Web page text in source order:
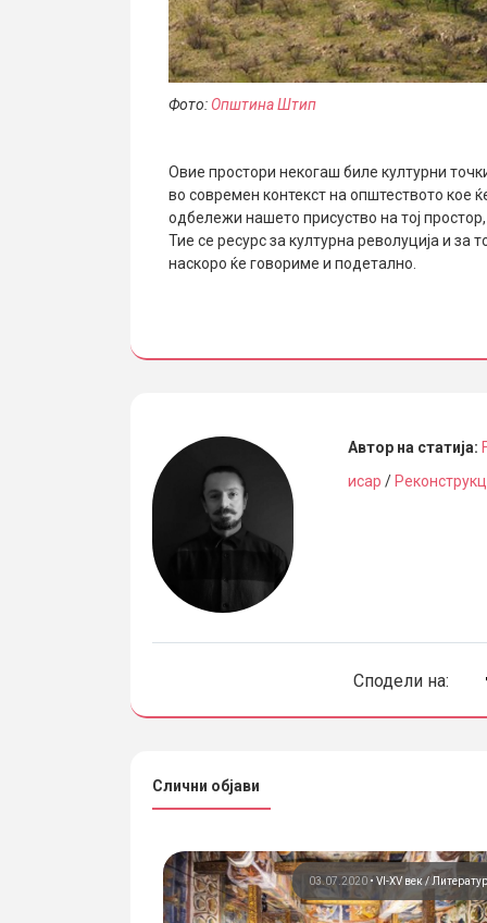
Фото: Општина Штип
Овие простори некогаш биле културни
во современ контекст на општеството кое
одбележи нашето присуство на тој
Тие се ресурс за културна револуција и за
наскоро ќе говориме и подетално.
Автор на статија:
исар /
Сподели на:
Слични објави
03.07.2020 • VI-XV век